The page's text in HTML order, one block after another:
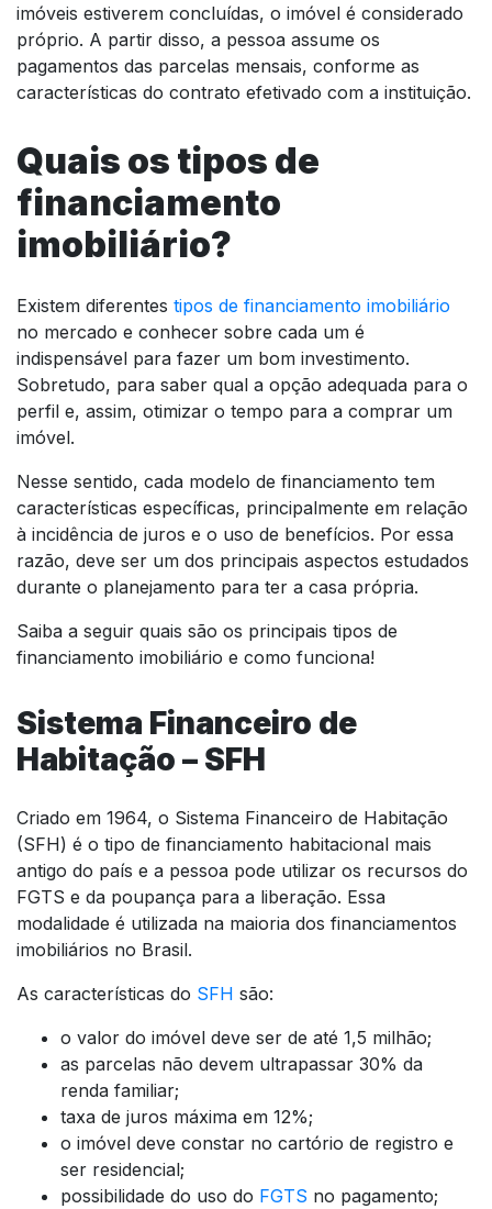
imóveis estiverem concluídas, o imóvel é considerado
próprio. A partir disso, a pessoa assume os
pagamentos das parcelas mensais, conforme as
características do contrato efetivado com a instituição.
Quais os tipos de
financiamento
imobiliário?
Existem diferentes tipos de financiamento imobiliário
no mercado e conhecer sobre cada um é
indispensável para fazer um bom investimento.
Sobretudo, para saber qual a opção adequada para o
perfil e, assim, otimizar o tempo para a comprar um
imóvel.
Nesse sentido, cada modelo de financiamento tem
características específicas, principalmente em relação
à incidência de juros e o uso de benefícios. Por essa
razão, deve ser um dos principais aspectos estudados
durante o planejamento para ter a casa própria.
Saiba a seguir quais são os principais tipos de
financiamento imobiliário e como funciona!
Sistema Financeiro de
Habitação – SFH
Criado em 1964, o Sistema Financeiro de Habitação
(SFH) é o tipo de financiamento habitacional mais
antigo do país e a pessoa pode utilizar os recursos do
FGTS e da poupança para a liberação. Essa
modalidade é utilizada na maioria dos financiamentos
imobiliários no Brasil.
As características do SFH são:
o valor do imóvel deve ser de até 1,5 milhão;
as parcelas não devem ultrapassar 30% da
renda familiar;
taxa de juros máxima em 12%;
o imóvel deve constar no cartório de registro e
ser residencial;
possibilidade do uso do FGTS no pagamento;